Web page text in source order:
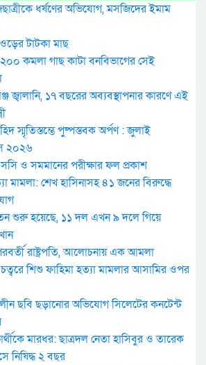
ধর্ষণের অভিযোগ, মসজিদের ইমাম
টাটকা মাছ
কমলা গাছ কাটা বনবিভাগের সেই
জ্বালানি, ১৭ বছরের অব্যবস্থাপনার কারণে এই
স্মৃতিস্তম্ভে পুষ্পস্তবক অর্পণ : জুলাই
২০২৬
ও সমমানের পরীক্ষার ফল প্রকাশ
মামলা: শেখ হাসিনাসহ ৪১ জনের বিরুদ্ধে
শুরু হয়েছে, ১১ দল এখন ৯ দলে গিয়ে
রাষ্ট্রপতি, আলোচনায় এক আমলা
শিশু ফাহিমা হত্যা মামলার আসামির ওপর
ছবি ছড়ানোর অভিযোগ সিলেটের কনটেন্ট
মারধর: ছাত্রদল নেতা হাসিবুর ও তারেক
নিষিদ্ধ ২ বছর